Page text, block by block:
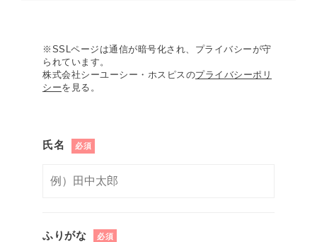
※SSLページは通信が暗号化され、プライバシーが守
られています。
株式会社シーユーシー・ホスピスのプライバシーポリ
シーを見る。
氏名 必須
ふりがな 必須